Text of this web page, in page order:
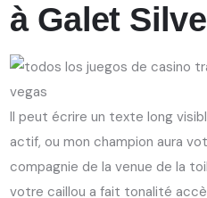
à Galet
Il peut écrire un texte long
actif, ou mon champion aura
compagnie de la venue de la
votre caillou a fait tonalité